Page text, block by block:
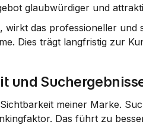
glaubwürdiger und
das professioneller und
Dies trägt langfristig zur
und
meiner Marke.
Das führt zu